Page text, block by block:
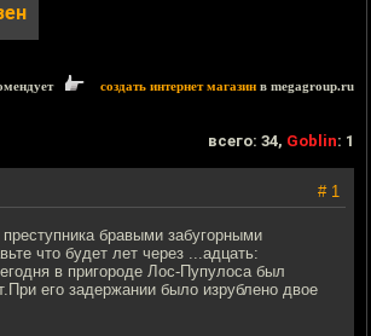
создать интернет магазин в megagroup.ru
всего: 34, Goblin: 1
# 1
бравыми забугорными
что будет лет через ...адцать:
в пригороде Лос-Пупулоса был
его задержании было изрублено двое